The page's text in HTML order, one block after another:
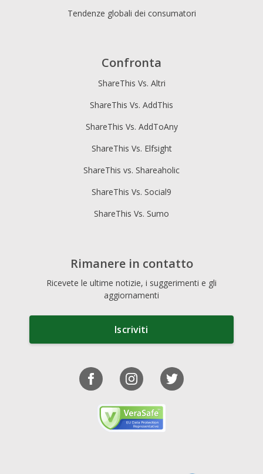
Tendenze globali dei consumatori
Confronta
ShareThis Vs. Altri
ShareThis Vs. AddThis
ShareThis Vs. AddToAny
ShareThis Vs. Elfsight
ShareThis vs. Shareaholic
ShareThis Vs. Social9
ShareThis Vs. Sumo
Rimanere in contatto
Ricevete le ultime notizie, i suggerimenti e gli
aggiornamenti
Iscriviti